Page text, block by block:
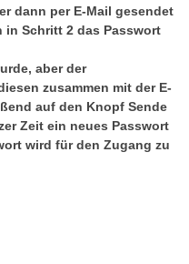
dann per E-Mail gesendet
in Schritt 2 das Passwort
aber der
zusammen mit der E-
auf den Knopf Sende
Zeit ein neues Passwort
wird für den Zugang zu